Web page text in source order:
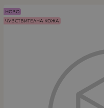
НОВО
ЧУВСТВИТЕЛНА КОЖА